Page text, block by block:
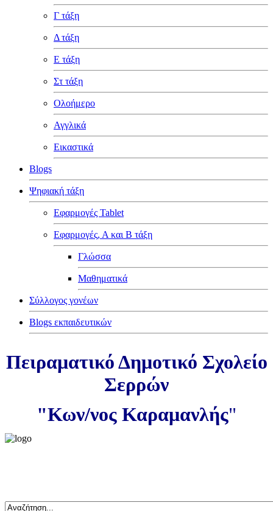
Γ τάξη
Δ τάξη
Ε τάξη
Στ τάξη
Ολοήμερο
Αγγλικά
Εικαστικά
Blogs
Ψηφιακή τάξη
Εφαρμογές Tablet
Εφαρμογές, Α και Β τάξη
Γλώσσα
Μαθηματικά
Σύλλογος γονέων
Blogs εκπαιδευτικών
Πειραματικό Δημοτικό Σχολείο
Σερρών
"Κων/νος Καραμανλής"